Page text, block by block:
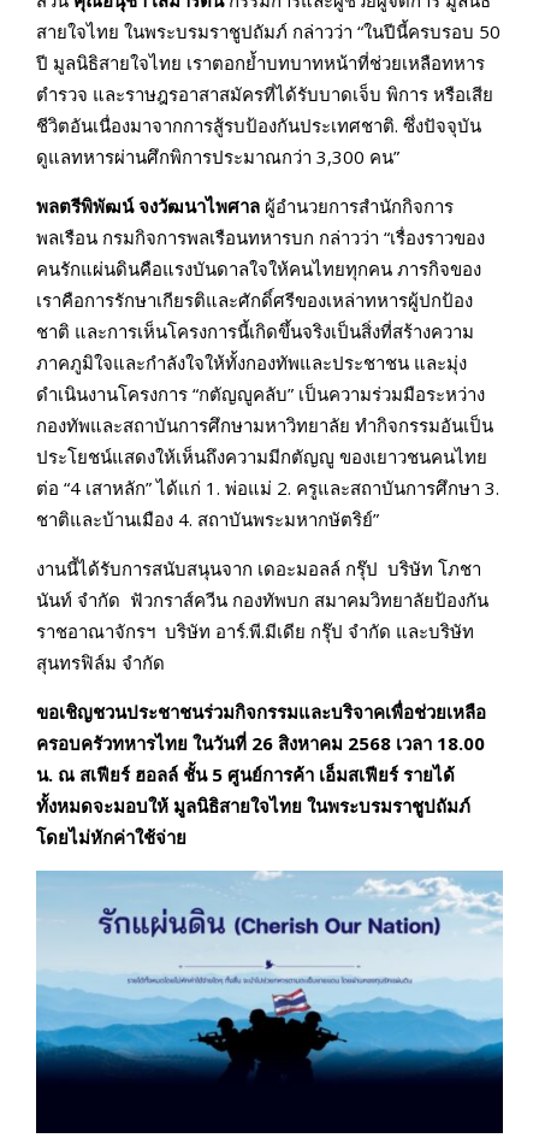
สายใจไทย ในพระบรมราชูปถัมภ์ กล่าวว่า “ในปีนี้ครบรอบ 50
ปี มูลนิธิสายใจไทย เราตอกย้ำบทบาทหน้าที่ช่วยเหลือทหาร
ตำรวจ และราษฎรอาสาสมัครที่ได้รับบาดเจ็บ พิการ หรือเสีย
ชีวิตอันเนื่องมาจากการสู้รบป้องกันประเทศชาติ. ซึ่งปัจจุบัน
ดูแลทหารผ่านศึกพิการประมาณกว่า 3,300 คน”
พลตรีพิพัฒน์ จงวัฒนาไพศาล ผู้อำนวยการสำนักกิจการ
พลเรือน กรมกิจการพลเรือนทหารบก กล่าวว่า “เรื่องราวของ
คนรักแผ่นดินคือแรงบันดาลใจให้คนไทยทุกคน ภารกิจของ
เราคือการรักษาเกียรติและศักดิ์ศรีของเหล่าทหารผู้ปกป้อง
ชาติ และการเห็นโครงการนี้เกิดขึ้นจริงเป็นสิ่งที่สร้างความ
ภาคภูมิใจและกำลังใจให้ทั้งกองทัพและประชาชน และมุ่ง
ดำเนินงานโครงการ “กตัญญูคลับ” เป็นความร่วมมือระหว่าง
กองทัพและสถาบันการศึกษามหาวิทยาลัย ทำกิจกรรมอันเป็น
ประโยชน์แสดงให้เห็นถึงความมีกตัญญู ของเยาวชนคนไทย
ต่อ “4 เสาหลัก” ได้แก่ 1. พ่อแม่ 2. ครูและสถาบันการศึกษา 3.
ชาติและบ้านเมือง 4. สถาบันพระมหากษัตริย์”
งานนี้ได้รับการสนับสนุนจาก เดอะมอลล์ กรุ๊ป บริษัท โภชา
นันท์ จำกัด ฟัวกราส์ควีน กองทัพบก สมาคมวิทยาลัยป้องกัน
ราชอาณาจักรฯ บริษัท อาร์.พี.มีเดีย กรุ๊ป จำกัด และบริษัท
สุนทรฟิล์ม จำกัด
ขอเชิญชวนประชาชนร่วมกิจกรรมและบริจาคเพื่อช่วยเหลือ
ครอบครัวทหารไทย ในวันที่ 26 สิงหาคม 2568 เวลา 18.00
น. ณ สเฟียร์ ฮอลล์ ชั้น 5 ศูนย์การค้า เอ็มสเฟียร์ รายได้
ทั้งหมดจะมอบให้ มูลนิธิสายใจไทย ในพระบรมราชูปถัมภ์
โดยไม่หักค่าใช้จ่าย